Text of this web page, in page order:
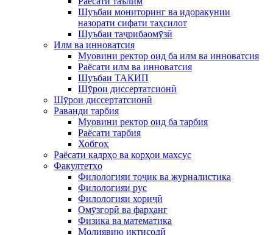
Шуъбаи мониторинг ва идоракунии
назорати сифати таҳсилот
Шуъбаи таҷрибаомӯзӣ
Илм ва инноватсия
Муовини ректор оид ба илм ва инноватсия
Раёсати илм ва инноватсия
Шуъбаи ТАКИП
Шӯрои диссертатсионӣ
Шӯрои диссертатсионӣ
Раванди тарбия
Муовини ректор оид ба тарбия
Раёсати тарбия
Хобгоҳ
Раёсати кадрҳо ва корҳои махсус
Факултетҳо
Филологияи тоҷик ва журналистика
Филологияи рус
Филологияи хориҷӣ
Омӯзгорӣ ва фарҳанг
Физика ва математика
Молиявию иқтисодӣ